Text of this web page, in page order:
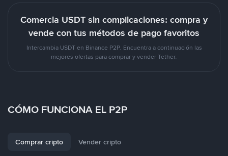
Comercia USDT sin complicaciones: compra y
vende con tus métodos de pago favoritos
Intercambia USDT en Binance P2P. Encuentra a continuación las
mejores ofertas para comprar y vender Tether.
CÓMO FUNCIONA EL P2P
Comprar cripto Vender cripto